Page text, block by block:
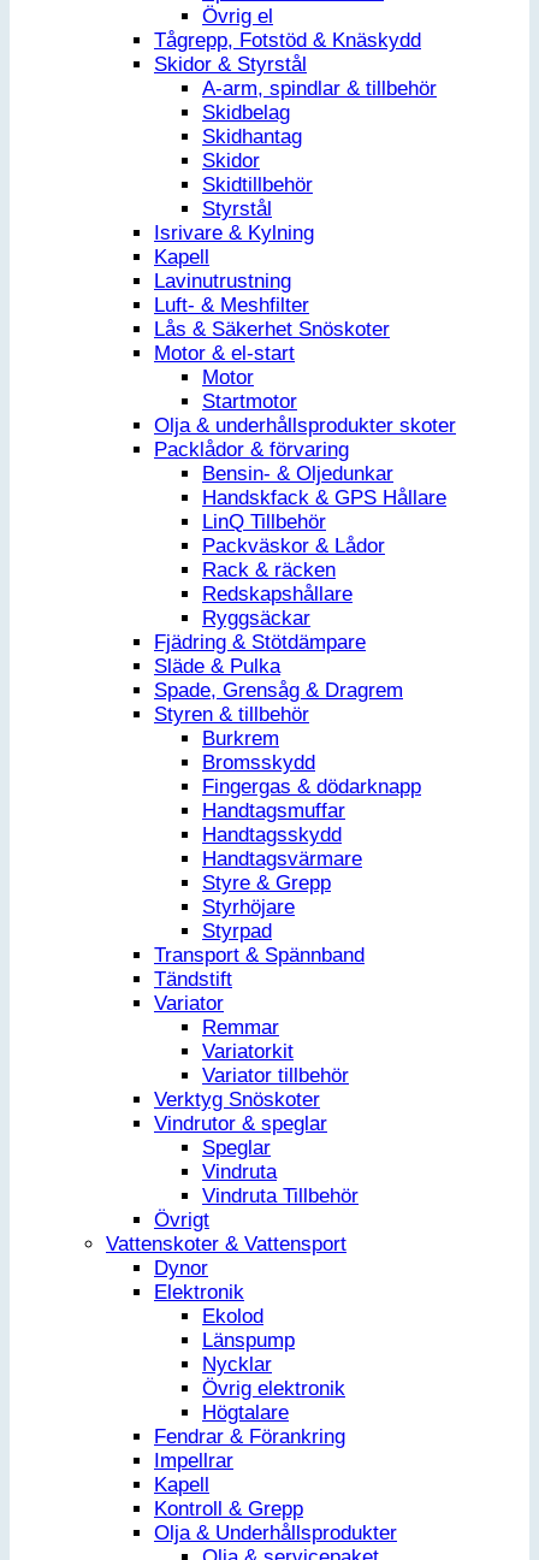
Övrig el
Tågrepp, Fotstöd & Knäskydd
Skidor & Styrstål
A-arm, spindlar & tillbehör
Skidbelag
Skidhantag
Skidor
Skidtillbehör
Styrstål
Isrivare & Kylning
Kapell
Lavinutrustning
Luft- & Meshfilter
Lås & Säkerhet Snöskoter
Motor & el-start
Motor
Startmotor
Olja & underhållsprodukter skoter
Packlådor & förvaring
Bensin- & Oljedunkar
Handskfack & GPS Hållare
LinQ Tillbehör
Packväskor & Lådor
Rack & räcken
Redskapshållare
Ryggsäckar
Fjädring & Stötdämpare
Släde & Pulka
Spade, Grensåg & Dragrem
Styren & tillbehör
Burkrem
Bromsskydd
Fingergas & dödarknapp
Handtagsmuffar
Handtagsskydd
Handtagsvärmare
Styre & Grepp
Styrhöjare
Styrpad
Transport & Spännband
Tändstift
Variator
Remmar
Variatorkit
Variator tillbehör
Verktyg Snöskoter
Vindrutor & speglar
Speglar
Vindruta
Vindruta Tillbehör
Övrigt
Vattenskoter & Vattensport
Dynor
Elektronik
Ekolod
Länspump
Nycklar
Övrig elektronik
Högtalare
Fendrar & Förankring
Impellrar
Kapell
Kontroll & Grepp
Olja & Underhållsprodukter